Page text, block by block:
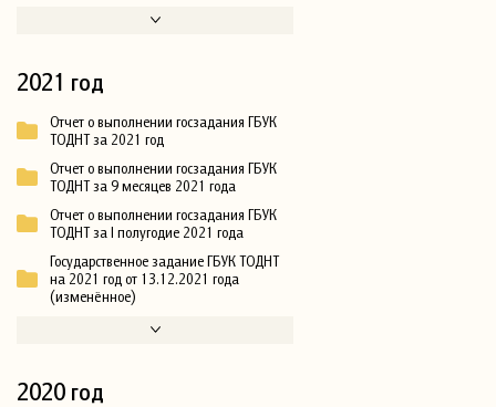
2021 год
Отчет о выполнении госзадания ГБУК
ТОДНТ за 2021 год
Отчет о выполнении госзадания ГБУК
ТОДНТ за 9 месяцев 2021 года
Отчет о выполнении госзадания ГБУК
ТОДНТ за I полугодие 2021 года
Государственное задание ГБУК ТОДНТ
на 2021 год от 13.12.2021 года
(изменённое)
2020 год